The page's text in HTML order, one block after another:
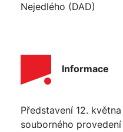
Nejedlého (DAD)
Informace
Představení 12.
souborného